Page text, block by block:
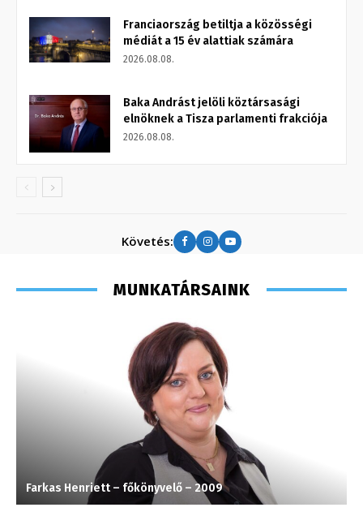
Franciaország betiltja a közösségi
médiát a 15 év alattiak számára
2026.08.08.
Baka Andrást jelöli köztársasági
elnöknek a Tisza parlamenti frakciója
2026.08.08.
Követés:
MUNKATÁRSAINK
Farkas Henriett – főkönyvelő – 2009